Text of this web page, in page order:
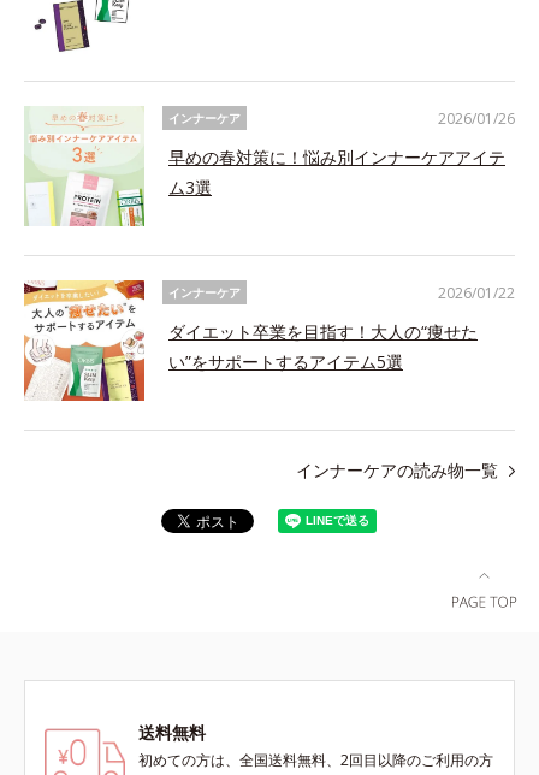
インナーケア
早めの春対策に！悩み別インナーケアアイテ
ム3選
2026/01/26
インナーケア
ダイエット卒業を目指す！大人の“痩せた
い”をサポートするアイテム5選
2026/01/22
インナーケアの読み物一覧
送料無料
初めての方は、全国送料無料、2回目以降のご利用の方